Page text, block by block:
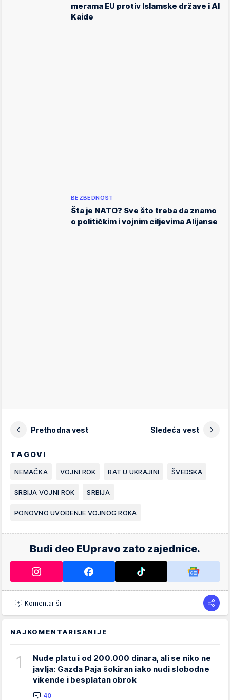
merama EU protiv Islamske države i Al
Kaide
BEZBEDNOST
Šta je NATO? Sve što treba da znamo
o političkim i vojnim ciljevima Alijanse
Prethodna vest Sledeća vest
TAGOVI
NEMAČKA VOJNI ROK RAT U UKRAJINI ŠVEDSKA
SRBIJA VOJNI ROK SRBIJA
PONOVNO UVOĐENJE VOJNOG ROKA
Budi deo EUpravo zato zajednice.
Komentariši
NAJKOMENTARISANIJE
1
Nude platu i od 200.000 dinara, ali se niko ne
javlja: Gazda Paja šokiran iako nudi slobodne
vikende i besplatan obrok
40